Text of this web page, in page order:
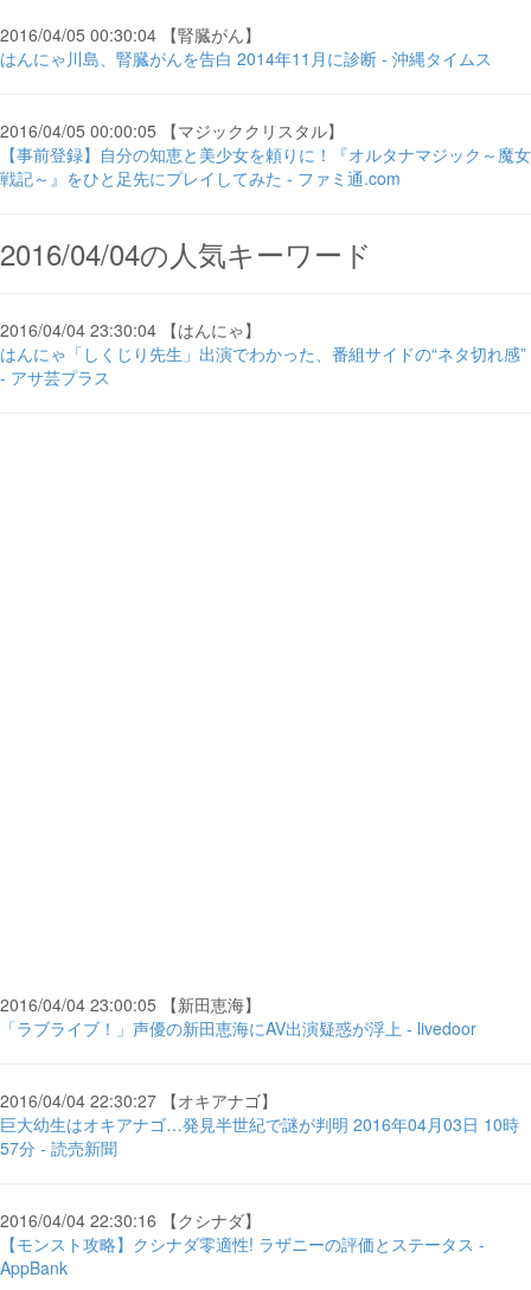
2016/04/05 00:30:04 【腎臓がん】
はんにゃ川島、腎臓がんを告白 2014年11月に診断 - 沖縄タイムス
2016/04/05 00:00:05 【マジッククリスタル】
【事前登録】自分の知恵と美少女を頼りに！『オルタナマジック～魔女
戦記～』をひと足先にプレイしてみた - ファミ通.com
2016/04/04の人気キーワード
2016/04/04 23:30:04 【はんにゃ】
はんにゃ「しくじり先生」出演でわかった、番組サイドの“ネタ切れ感”
- アサ芸プラス
2016/04/04 23:00:05 【新田恵海】
「ラブライブ！」声優の新田恵海にAV出演疑惑が浮上 - livedoor
2016/04/04 22:30:27 【オキアナゴ】
巨大幼生はオキアナゴ…発見半世紀で謎が判明 2016年04月03日 10時
57分 - 読売新聞
2016/04/04 22:30:16 【クシナダ】
【モンスト攻略】クシナダ零適性! ラザニーの評価とステータス -
AppBank